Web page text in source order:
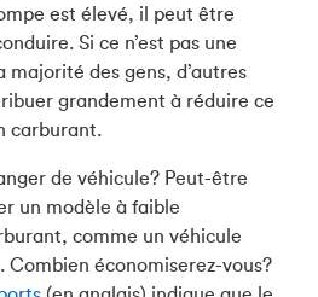
est élevé, il peut être
Si ce n’est pas une
des gens, d’autres
grandement à réduire ce
carburant.
de véhicule? Peut-être
un modèle à faible
comme un véhicule
économiserez-vous?